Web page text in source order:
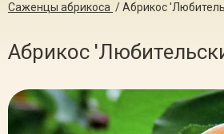
Саженцы абрикоса /Абрикос
Абрикос